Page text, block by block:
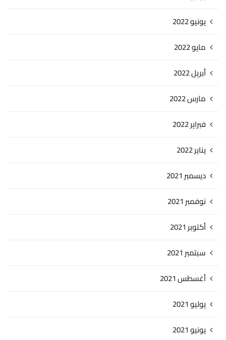
يونيو 2022
مايو 2022
أبريل 2022
مارس 2022
فبراير 2022
يناير 2022
ديسمبر 2021
نوفمبر 2021
أكتوبر 2021
سبتمبر 2021
أغسطس 2021
يوليو 2021
يونيو 2021